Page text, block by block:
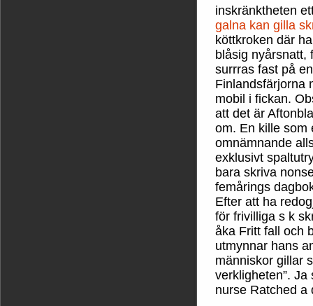
inskränktheten
galna kan gilla
köttkroken där
blåsig nyårsnatt,
surrras fast på
Finlandsfärjorna
mobil i fickan.
att det är
om. En kille som
omnämnande
exklusivt
bara skriva
femårings
Efter att ha
för frivilliga s k
åka Fritt fall och
utmynnar hans
människor gillar
verkligheten”.
nurse Ratched a